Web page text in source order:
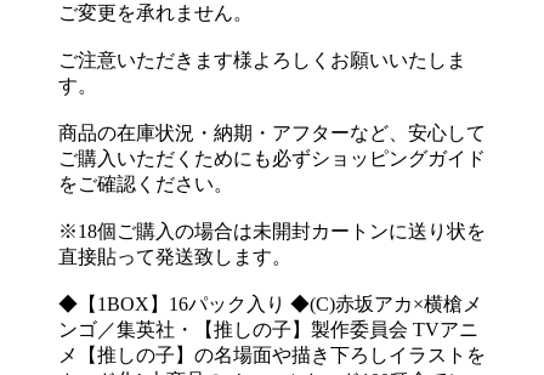
ご変更を承れません。
ご注意いただきます様よろしくお願いいたしま
す。
商品の在庫状況・納期・アフターなど、安心して
ご購入いただくためにも必ずショッピングガイド
をご確認ください。
※18個ご購入の場合は未開封カートンに送り状を
直接貼って発送致します。
◆【1BOX】16パック入り ◆(C)赤坂アカ×横槍メ
ンゴ／集英社・【推しの子】製作委員会 TVアニ
メ【推しの子】の名場面や描き下ろしイラストを